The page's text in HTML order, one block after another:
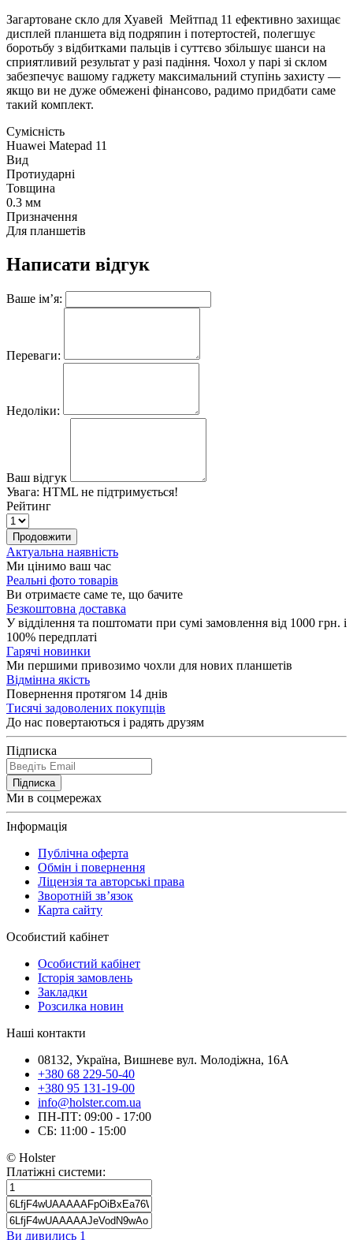
Загартоване скло для Хуавей Мейтпад 11 ефективно захищає
дисплей планшета від подряпин і потертостей, полегшує
боротьбу з відбитками пальців і суттєво збільшує шанси на
сприятливий результат у разі падіння. Чохол у парі зі склом
забезпечує вашому гаджету максимальний ступінь захисту —
якщо ви не дуже обмежені фінансово, радимо придбати саме
такий комплект.
Сумісність
Huawei Matepad 11
Вид
Протиударні
Товщина
0.3 мм
Призначення
Для планшетів
Написати відгук
Ваше ім’я:
Переваги:
Недоліки:
Ваш відгук
Увага: HTML не підтримується!
Рейтинг
Продовжити
Актуальна наявність
Ми цінимо ваш час
Реальні фото товарів
Ви отримаєте саме те, що бачите
Безкоштовна доставка
У відділення та поштомати при сумі замовлення від 1000 грн. і
100% передплаті
Гарячі новинки
Ми першими привозимо чохли для нових планшетів
Відмінна якість
Повернення протягом 14 днів
Тисячі задоволених покупців
До нас повертаються і радять друзям
Підписка
Підписка
Ми в соцмережах
Інформація
Публічна оферта
Обмін і повернення
Ліцензія та авторські права
Зворотній зв’язок
Карта сайту
Особистий кабінет
Особистий кабінет
Історія замовлень
Закладки
Розсилка новин
Наші контакти
08132, Україна, Вишневе вул. Молодіжна, 16А
+380 68 229-50-40
+380 95 131-19-00
info@holster.com.ua
ПН-ПТ: 09:00 - 17:00
СБ: 11:00 - 15:00
© Holster
Платіжні системи:
Ви дивились 1